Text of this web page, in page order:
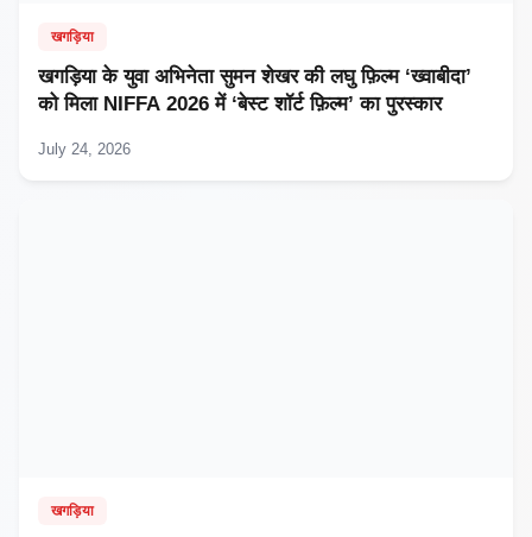
खगड़िया
खगड़िया के युवा अभिनेता सुमन शेखर की लघु फ़िल्म ‘ख्वाबीदा’
को मिला NIFFA 2026 में ‘बेस्ट शॉर्ट फ़िल्म’ का पुरस्कार
July 24, 2026
खगड़िया